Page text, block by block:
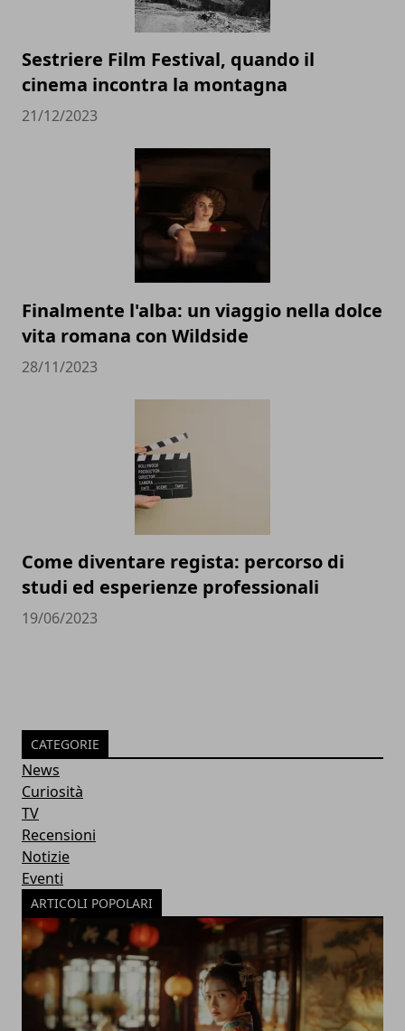
Sestriere Film Festival, quando il
cinema incontra la montagna
21/12/2023
Finalmente l'alba: un viaggio nella dolce
vita romana con Wildside
28/11/2023
Come diventare regista: percorso di
studi ed esperienze professionali
19/06/2023
CATEGORIE
News
Curiosità
TV
Recensioni
Notizie
Eventi
ARTICOLI POPOLARI